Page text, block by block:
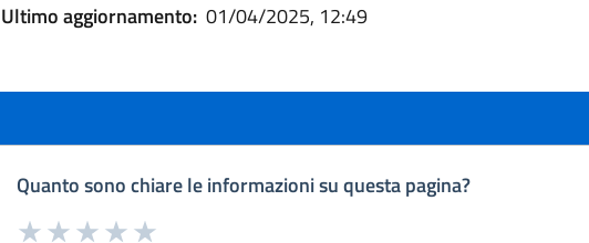
Ultimo aggiornamento: 01/04/2025, 12:49
Quanto sono chiare le informazioni su questa pagina?
Valuta da 1 a 5 stelle la pagina